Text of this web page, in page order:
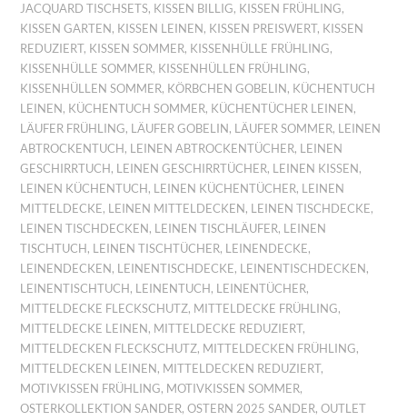
JACQUARD TISCHSETS, KISSEN BILLIG, KISSEN FRÜHLING,
KISSEN GARTEN , KISSEN LEINEN , KISSEN PREISWERT, KISSEN
REDUZIERT, KISSEN SOMMER, KISSENHÜLLE FRÜHLING,
KISSENHÜLLE SOMMER, KISSENHÜLLEN FRÜHLING,
KISSENHÜLLEN SOMMER, KÖRBCHEN GOBELIN , KÜCHENTUCH
LEINEN , KÜCHENTUCH SOMMER, KÜCHENTÜCHER LEINEN ,
LÄUFER FRÜHLING, LÄUFER GOBELIN , LÄUFER SOMMER,
LEINEN
ABTROCKENTUCH , LEINEN ABTROCKENTÜCHER,
LEINEN
GESCHIRRTUCH , LEINEN GESCHIRRTÜCHER, LEINEN KISSEN ,
LEINEN KÜCHENTUCH , LEINEN KÜCHENTÜCHER,
LEINEN
MITTELDECKE, LEINEN MITTELDECKEN , LEINEN TISCHDECKE,
LEINEN TISCHDECKEN , LEINEN TISCHLÄUFER,
LEINEN
TISCHTUCH , LEINEN TISCHTÜCHER, LEINENDECKE,
LEINENDECKEN , LEINENTISCHDECKE, LEINENTISCHDECKEN ,
LEINENTISCHTUCH , LEINENTUCH , LEINENTÜCHER,
MITTELDECKE FLECKSCHUTZ, MITTELDECKE FRÜHLING,
MITTELDECKE LEINEN , MITTELDECKE REDUZIERT,
MITTELDECKEN FLECKSCHUTZ, MITTELDECKEN FRÜHLING,
MITTELDECKEN LEINEN , MITTELDECKEN REDUZIERT,
MOTIVKISSEN FRÜHLING, MOTIVKISSEN SOMMER,
OSTERKOLLEKTION SANDER,OSTERN 2025 SANDER,OUTLET